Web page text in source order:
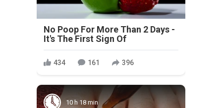
No Poop For More Than 2 Days -
It's The First Sign Of
434 161 396
10 h 18 min